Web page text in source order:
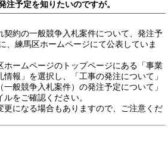
注予定を知りたいのですが。
契約の一般競争入札案件について、発注予
、練馬区ホームページにて公表していま
ホームページのトップページにある「事業
報」を選択し、「工事の発注について」
般競争入札案件）の発注予定について」
をご確認ください。
更になる場合もありますので、ご注意くだ